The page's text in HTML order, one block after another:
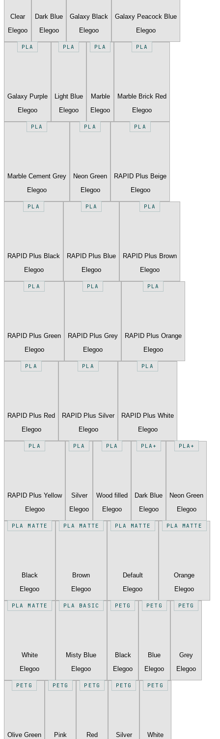
Clear
Elegoo
Dark Blue
Elegoo
Galaxy Black
Elegoo
Galaxy Peacock Blue
Elegoo
PLA
Galaxy Purple
Elegoo
PLA
Light Blue
Elegoo
PLA
Marble
Elegoo
PLA
Marble Brick Red
Elegoo
PLA
Marble Cement Grey
Elegoo
PLA
Neon Green
Elegoo
PLA
RAPID Plus Beige
Elegoo
PLA
RAPID Plus Black
Elegoo
PLA
RAPID Plus Blue
Elegoo
PLA
RAPID Plus Brown
Elegoo
PLA
RAPID Plus Green
Elegoo
PLA
RAPID Plus Grey
Elegoo
PLA
RAPID Plus Orange
Elegoo
PLA
RAPID Plus Red
Elegoo
PLA
RAPID Plus Silver
Elegoo
PLA
RAPID Plus White
Elegoo
PLA
RAPID Plus Yellow
Elegoo
PLA
Silver
Elegoo
PLA
Wood filled
Elegoo
PLA+
Dark Blue
Elegoo
PLA+
Neon Green
Elegoo
PLA MATTE
Black
Elegoo
PLA MATTE
Brown
Elegoo
PLA MATTE
Default
Elegoo
PLA MATTE
Orange
Elegoo
PLA MATTE
White
Elegoo
PLA BASIC
Misty Blue
Elegoo
PETG
Black
Elegoo
PETG
Blue
Elegoo
PETG
Grey
Elegoo
PETG
Olive Green
PETG
Pink
PETG
Red
PETG
Silver
PETG
White